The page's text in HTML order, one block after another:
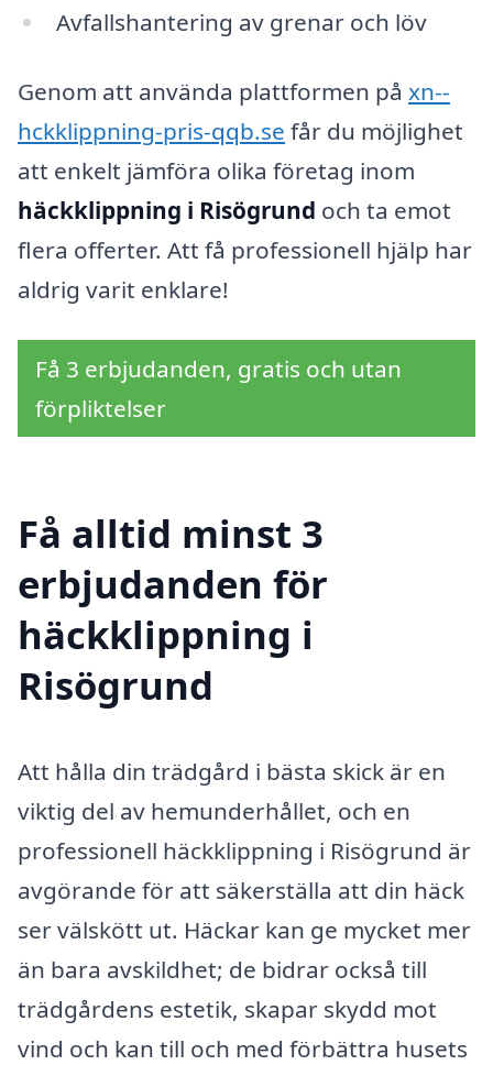
Avfallshantering av grenar och löv
Genom att använda plattformen på xn--
hckklippning-pris-qqb.se får du möjlighet
att enkelt jämföra olika företag inom
häckklippning i Risögrund och ta emot
flera offerter. Att få professionell hjälp har
aldrig varit enklare!
Få 3 erbjudanden, gratis och utan
förpliktelser
Få alltid minst 3
erbjudanden för
häckklippning i
Risögrund
Att hålla din trädgård i bästa skick är en
viktig del av hemunderhållet, och en
professionell häckklippning i Risögrund är
avgörande för att säkerställa att din häck
ser välskött ut. Häckar kan ge mycket mer
än bara avskildhet; de bidrar också till
trädgårdens estetik, skapar skydd mot
vind och kan till och med förbättra husets